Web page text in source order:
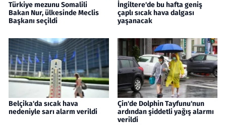
Türkiye mezunu Somalili
Bakan Nur, ülkesinde Meclis
Başkanı seçildi
İngiltere'de bu hafta geniş
çaplı sıcak hava dalgası
yaşanacak
Belçika'da sıcak hava
nedeniyle sarı alarm verildi
Çin'de Dolphin Tayfunu'nun
ardından şiddetli yağış alarmı
verildi